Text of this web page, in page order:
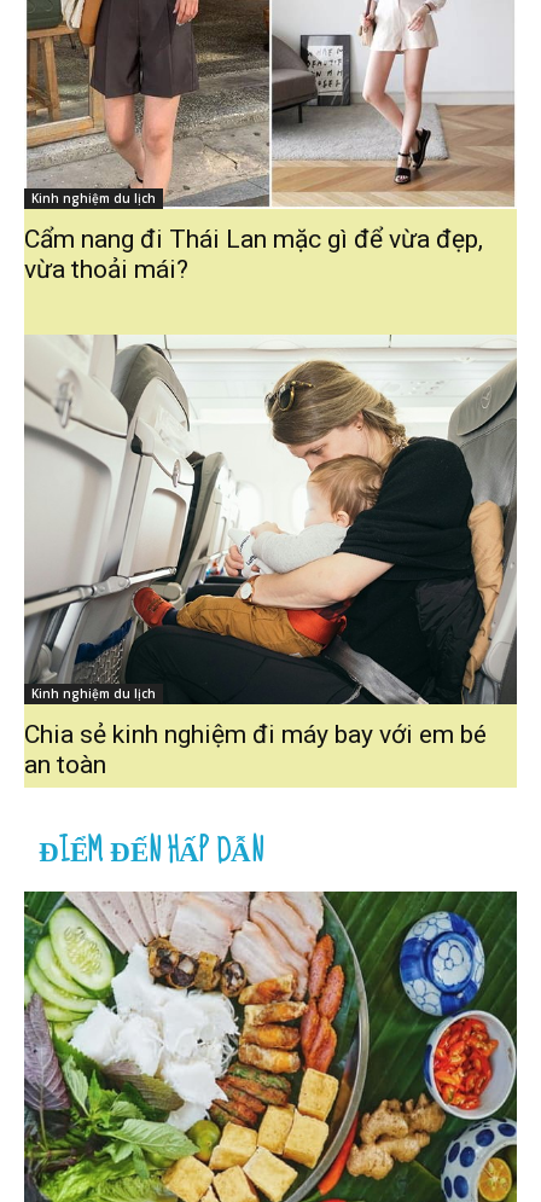
Kinh nghiệm du lịch
Cẩm nang đi Thái Lan mặc gì để vừa đẹp,
vừa thoải mái?
Kinh nghiệm du lịch
Chia sẻ kinh nghiệm đi máy bay với em bé
an toàn
ĐIỂM ĐẾN HẤP DẪN